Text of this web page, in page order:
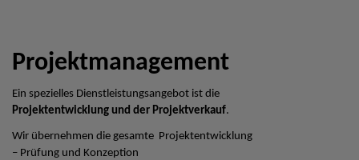
Projektmanagement
Ein spezielles Dienstleistungsangebot ist die
Projektentwicklung und der Projektverkauf.
Wir übernehmen die gesamte Projektentwicklung
– Prüfung und Konzeption